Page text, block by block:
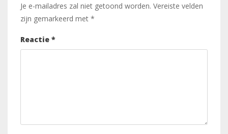
Je e-mailadres zal niet getoond worden. Vereiste velden
zijn gemarkeerd met *
Reactie *